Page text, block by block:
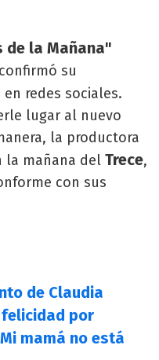
de la Mañana"
su
en redes sociales.
lugar al nuevo
la productora
la mañana del Trece,
con sus
de Claudia
por
mamá no está